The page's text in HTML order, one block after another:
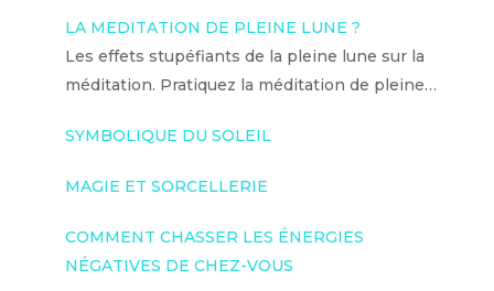
LA MEDITATION DE PLEINE LUNE ?
Les effets stupéfiants de la pleine lune sur la
méditation. Pratiquez la méditation de pleine…
SYMBOLIQUE DU SOLEIL
MAGIE ET SORCELLERIE
COMMENT CHASSER LES ÉNERGIES
NÉGATIVES DE CHEZ-VOUS